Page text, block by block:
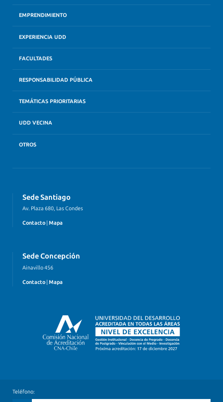
EMPRENDIMIENTO
EXPERIENCIA UDD
FACULTADES
RESPONSABILIDAD PÚBLICA
TEMÁTICAS PRIORITARIAS
UDD VECINA
OTROS
Sede Santiago
Av. Plaza 680, Las Condes
Contacto Mapa
Sede Concepción
Ainavillo 456
Contacto Mapa
Teléfono: